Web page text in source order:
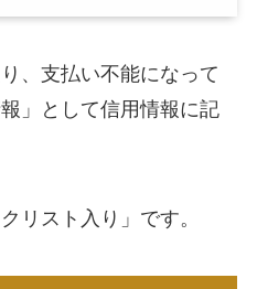
、支払い不能になって
」として信用情報に記
リスト入り」です。